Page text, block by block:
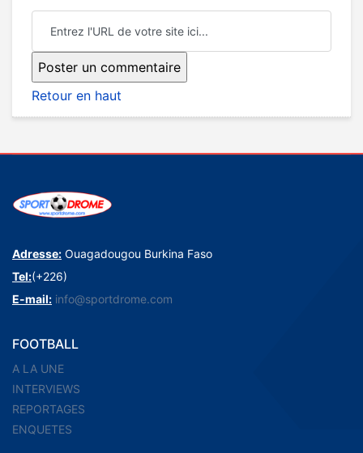
Retour en haut
Adresse: Ouagadougou Burkina Faso
Tel:(+226)
E-mail: info@sportdrome.com
FOOTBALL
A LA UNE
INTERVIEWS
REPORTAGES
ENQUETES